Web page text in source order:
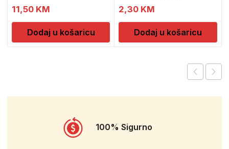
11,50 KM
Dodaj u košaricu
2,30 KM
Dodaj u košaricu
100% Sigurno